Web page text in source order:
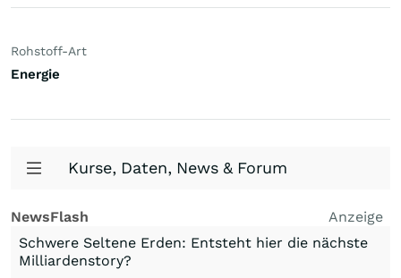
Rohstoff-Art
Energie
Kurse, Daten, News & Forum
NewsFlash
Anzeige
Schwere Seltene Erden: Entsteht hier die nächste
Milliardenstory?